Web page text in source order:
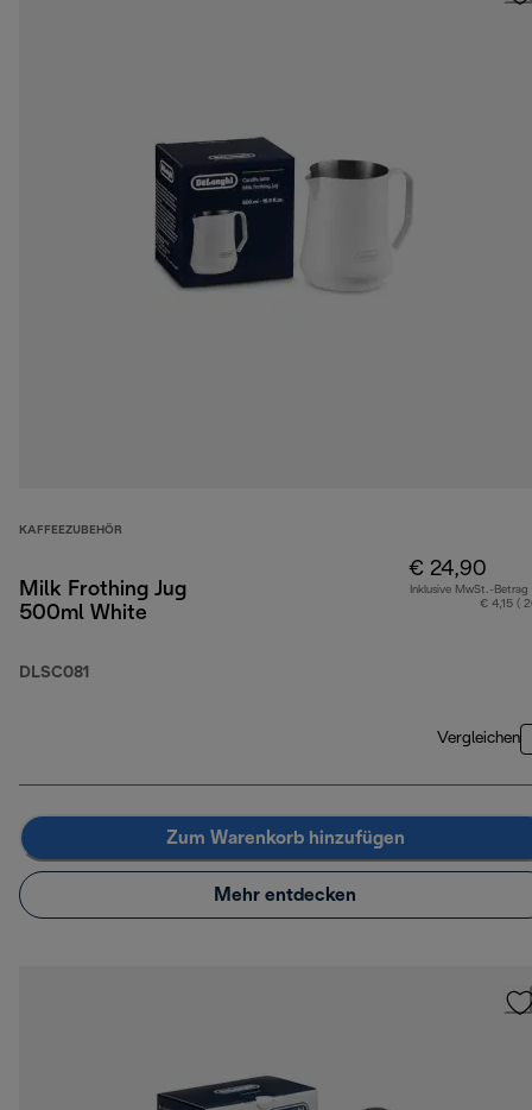
KAFFEEZUBEHÖR
Milk Frothing Jug
500ml White
DLSC081
€ 24,90
Inklusive MwSt.-Betrag
€ 4,15 (
Vergleichen
Zum Warenkorb hinzufügen
Mehr entdecken